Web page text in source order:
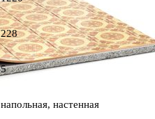
228
5
напольная, настенная